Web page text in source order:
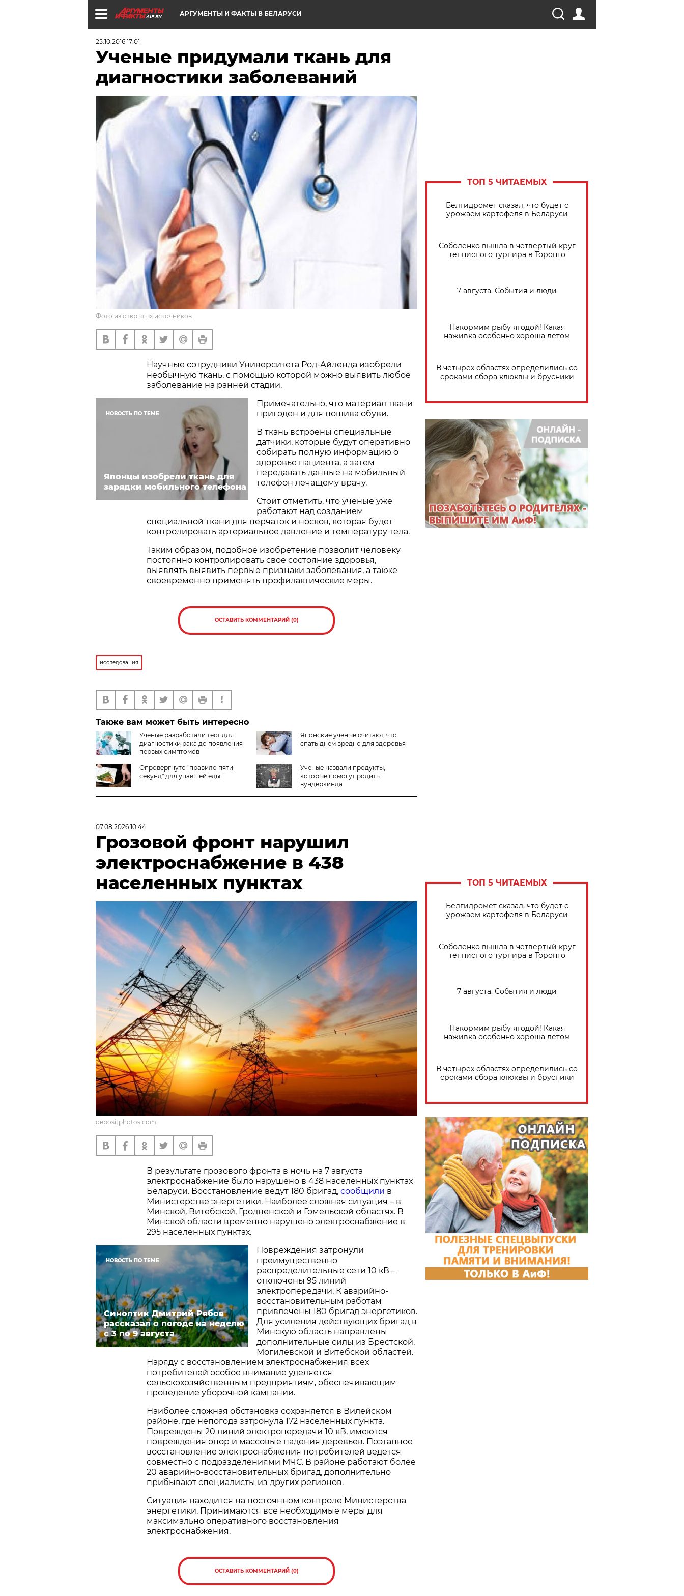
AIF.BY АРГУМЕНТЫ И ФАКТЫ В БЕЛАРУСИ
25.10.2016 17:01
Ученые придумали ткань для
диагностики заболеваний
Фото из открытых источников
Научные сотрудники Университета Род-Айленда изобрели
необычную ткань, с помощью которой можно выявить любое
заболевание на ранней стадии.
НОВОСТЬ ПО ТЕМЕ
Японцы изобрели ткань для
зарядки мобильного телефона
Примечательно, что материал ткани
пригоден и для пошива обуви.
В ткань встроены специальные
датчики, которые будут оперативно
собирать полную информацию о
здоровье пациента, а затем
передавать данные на мобильный
телефон лечащему врачу.
Стоит отметить, что ученые уже
работают над созданием
специальной ткани для перчаток и носков, которая будет
контролировать артериальное давление и температуру тела.
Таким образом, подобное изобретение позволит человеку
постоянно контролировать свое состояние здоровья,
выявлять выявить первые признаки заболевания, а также
своевременно применять профилактические меры.
ОСТАВИТЬ КОММЕНТАРИЙ (0)
исследования
Также вам может быть интересно
Ученые разработали тест для
диагностики рака до появления
первых симптомов
Японские ученые считают, что
спать днем вредно для здоровья
Опровергнуто "правило пяти
секунд" для упавшей еды
Ученые назвали продукты,
которые помогут родить
вундеркинда
ТОП 5 ЧИТАЕМЫХ
Белгидромет сказал, что будет с
урожаем картофеля в Беларуси
Соболенко вышла в четвертый круг
теннисного турнира в Торонто
7 августа. События и люди
Накормим рыбу ягодой! Какая
наживка особенно хороша летом
В четырех областях определились со
сроками сбора клюквы и брусники
07.08.2026 10:44
Грозовой фронт нарушил
электроснабжение в 438
населенных пунктах
depositphotos.com
В результате грозового фронта в ночь на 7 августа
электроснабжение было нарушено в 438 населенных пунктах
Беларуси. Восстановление ведут 180 бригад, сообщили в
Министерстве энергетики. Наиболее сложная ситуация – в
Минской, Витебской, Гродненской и Гомельской областях. В
Минской области временно нарушено электроснабжение в
295 населенных пунктах.
НОВОСТЬ ПО ТЕМЕ
Синоптик Дмитрий Рябов
рассказал о погоде на неделю
с 3 по 9 августа
Повреждения затронули
преимущественно
распределительные сети 10 кВ –
отключены 95 линий
электропередачи. К аварийно-
восстановительным работам
привлечены 180 бригад энергетиков.
Для усиления действующих бригад в
Минскую область направлены
дополнительные силы из Брестской,
Могилевской и Витебской областей.
Наряду с восстановлением электроснабжения всех
потребителей особое внимание уделяется
сельскохозяйственным предприятиям, обеспечивающим
проведение уборочной кампании.
Наиболее сложная обстановка сохраняется в Вилейском
районе, где непогода затронула 172 населенных пункта.
Повреждены 20 линий электропередачи 10 кВ, имеются
повреждения опор и массовые падения деревьев. Поэтапное
восстановление электроснабжения потребителей ведется
совместно с подразделениями МЧС. В районе работают более
20 аварийно-восстановительных бригад, дополнительно
прибывают специалисты из других регионов.
Ситуация находится на постоянном контроле Министерства
энергетики. Принимаются все необходимые меры для
максимально оперативного восстановления
электроснабжения.
ОСТАВИТЬ КОММЕНТАРИЙ (0)
ТОП 5 ЧИТАЕМЫХ
Белгидромет сказал, что будет с
урожаем картофеля в Беларуси
Соболенко вышла в четвертый круг
теннисного турнира в Торонто
7 августа. События и люди
Накормим рыбу ягодой! Какая
наживка особенно хороша летом
В четырех областях определились со
сроками сбора клюквы и брусники